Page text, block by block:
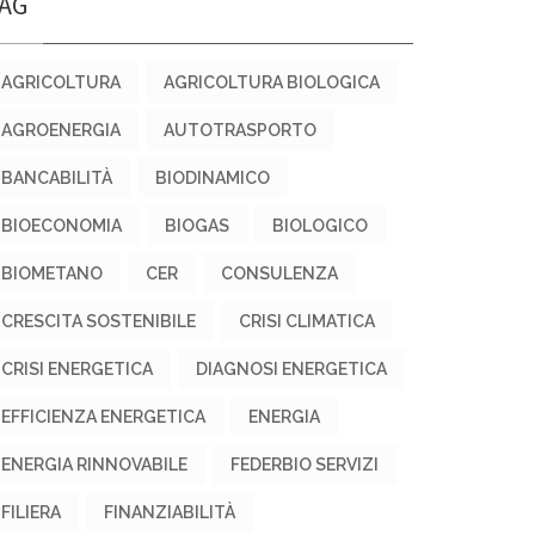
AGRICOLTURA AGRICOLTURA BIOLOGICA
AGROENERGIA AUTOTRASPORTO
BANCABILITÀ BIODINAMICO
BIOECONOMIA BIOGAS BIOLOGICO
BIOMETANO CER CONSULENZA
CRESCITA SOSTENIBILE CRISI CLIMATICA
CRISI ENERGETICA DIAGNOSI ENERGETICA
EFFICIENZA ENERGETICA ENERGIA
ENERGIA RINNOVABILE FEDERBIO SERVIZI
FILIERA FINANZIABILITÀ